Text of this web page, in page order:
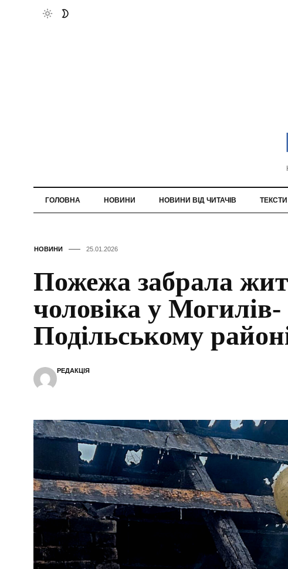
ГОЛОВНА НОВИНИ НОВИНИ ВІД ЧИТАЧІВ ТЕКСТИ
НОВИНИ 25.01.2026
Пожежа забрала
чоловіка у Могилів-
Подільському
РЕДАКЦІЯ